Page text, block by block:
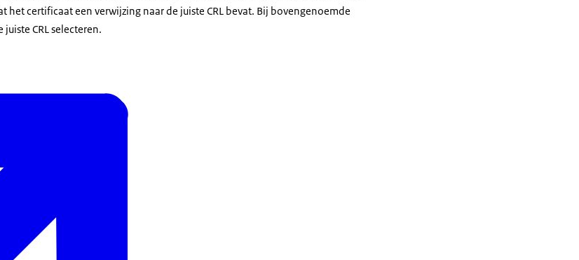
het certificaat een verwijzing naar de juiste CRL bevat. Bij bovengenoemde
CRL selecteren.